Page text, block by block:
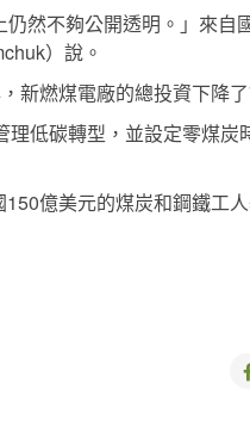
然不夠公開透明。」來自
）說。
新燃煤電廠的總投資下降了
低碳轉型，並設定零煤炭
億美元的煤炭和鋼鐵工